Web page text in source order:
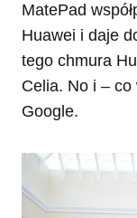
MatePad
Huawei i daje
tego chmura
Celia. No i –
Google.